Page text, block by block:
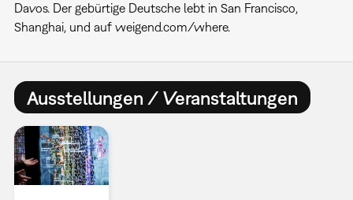
Davos. Der gebürtige Deutsche lebt in San Francisco,
Shanghai, und auf weigend.com/where.
Ausstellungen / Veranstaltungen